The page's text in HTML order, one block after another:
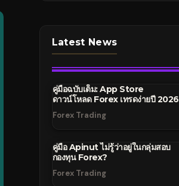
Latest News
คู่มือฉบับเต็ม: App Store
ดาวน์โหลด Forex เทรดง่ายปี 2026
Forex Trading
คู่มือ Apinut ไม่รู้ว่าอยู่ในกลุ่มสอบ
กองทุน Forex?
Forex Trading